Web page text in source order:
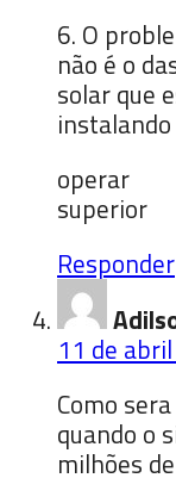
6. O
não é o
solar que
operar
superior
Responder
11 de
Como
quando o
milhões